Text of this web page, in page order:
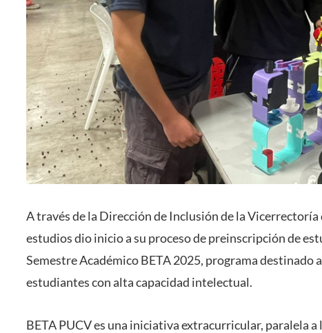
A través de la Dirección de Inclusión de la
estudios dio inicio a su proceso de preinscripción de
Semestre Académico BETA 2025, programa destinado
estudiantes con alta capacidad intelectual.
BETA PUCV es una iniciativa extracurricular, paralela